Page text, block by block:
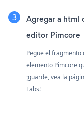
Agregar a html
editor Pimcore
Pegue el
elemento Pimcore
¡guarde, vea la
Tabs!